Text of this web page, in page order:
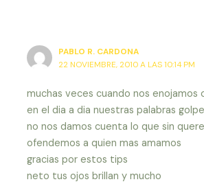
PABLO R. CARDONA
22 NOVIEMBRE, 2010 A LAS 10:14 PM
muchas veces cuando nos enojamos
en el dia a dia nuestras palabras
no nos damos cuenta lo que sin
ofendemos a quien mas amamos
gracias por estos tips
neto tus ojos brillan y mucho